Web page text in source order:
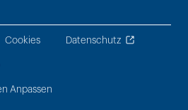
Cookies Datenschutz
Anpassen